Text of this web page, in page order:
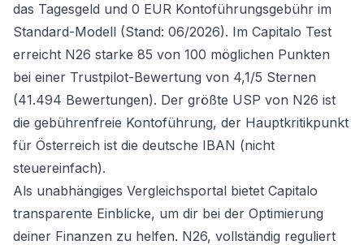
das Tagesgeld und 0 EUR Kontoführungsgebühr im
Standard-Modell (Stand: 06/2026). Im Capitalo Test
erreicht N26 starke 85 von 100 möglichen Punkten
bei einer Trustpilot-Bewertung von 4,1/5 Sternen
(41.494 Bewertungen). Der größte USP von N26 ist
die gebührenfreie Kontoführung, der Hauptkritikpunkt
für Österreich ist die deutsche IBAN (nicht
steuereinfach).
Als unabhängiges Vergleichsportal bietet Capitalo
transparente Einblicke, um dir bei der Optimierung
deiner Finanzen zu helfen. N26, vollständig reguliert